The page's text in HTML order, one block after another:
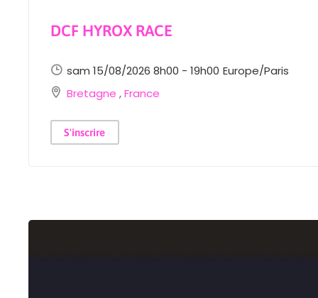
DCF HYROX RACE
sam 15/08/2026 8h00 - 19h00 Europe/Paris
Bretagne ,France
S'inscrire